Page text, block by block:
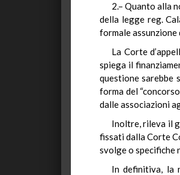
2.– Quanto alla
della legge reg.
formale
La Corte
spiega il
questione sarebbe
forma del
dalle associazioni
Inoltre, rileva il
fissati dalla Corte
svolge o specifiche
In definitiva, la